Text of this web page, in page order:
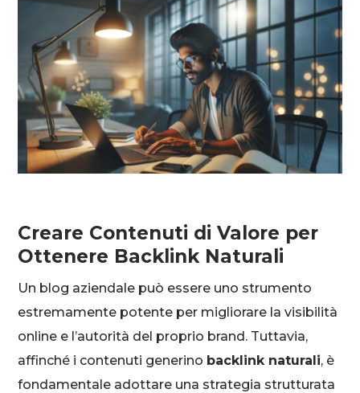
Creare Contenuti di Valore per
Ottenere Backlink Naturali
Un blog aziendale può essere uno strumento
estremamente potente per migliorare la visibilità
online e l’autorità del proprio brand. Tuttavia,
affinché i contenuti generino backlink naturali, è
fondamentale adottare una strategia strutturata